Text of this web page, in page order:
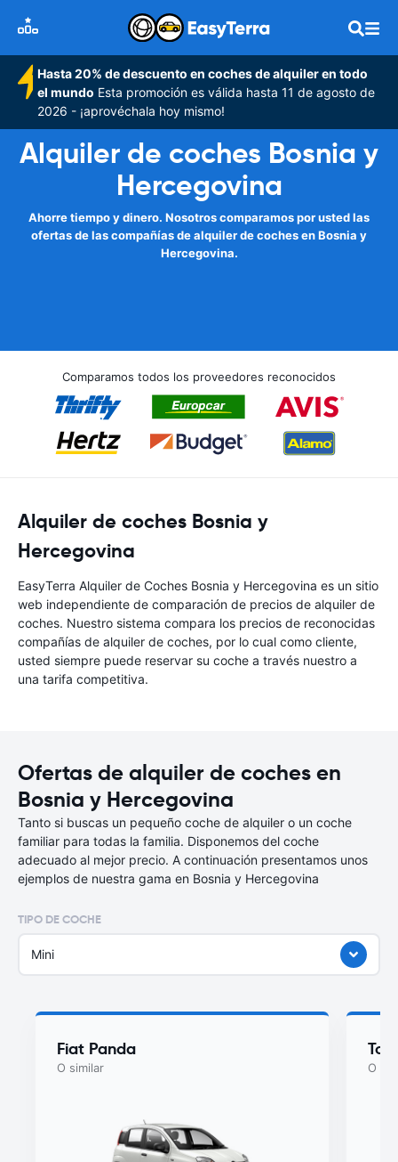
Hasta 20% de descuento en coches de alquiler en todo
el mundo Esta promoción es válida hasta 11 de agosto de
2026 - ¡aprovéchala hoy mismo!
Alquiler de coches Bosnia y
Hercegovina
Ahorre tiempo y dinero. Nosotros comparamos por usted las
ofertas de las compañías de alquiler de coches en Bosnia y
Hercegovina.
Comparamos todos los proveedores reconocidos
Alquiler de coches Bosnia y
Hercegovina
EasyTerra Alquiler de Coches Bosnia y Hercegovina es un sitio
web independiente de comparación de precios de alquiler de
coches. Nuestro sistema compara los precios de reconocidas
compañías de alquiler de coches, por lo cual como cliente,
usted siempre puede reservar su coche a través nuestro a
una tarifa competitiva.
Ofertas de alquiler de coches en
Bosnia y Hercegovina
Tanto si buscas un pequeño coche de alquiler o un coche
familiar para todas la familia. Disponemos del coche
adecuado al mejor precio. A continuación presentamos unos
ejemplos de nuestra gama en Bosnia y Hercegovina
TIPO DE COCHE
Mini
Fiat Panda
O similar O